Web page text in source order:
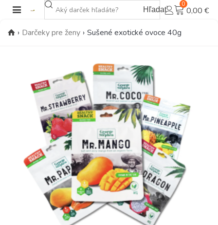
Hľadať
0
0,00 €
› Darčeky pre ženy › Sušené exotické ovoce 40g